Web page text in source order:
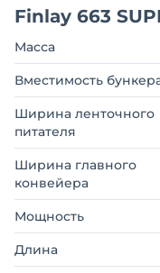
Finlay 663
Масса
Вместимость
Ширина ленточного
питателя
Ширина главного
конвейера
Мощность
Длина